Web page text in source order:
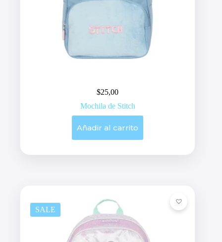
$25,00
Mochila de Stitch
Añadir al carrito
SALE